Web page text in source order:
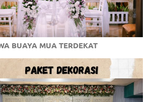
BUAYA MUA TERDEKAT